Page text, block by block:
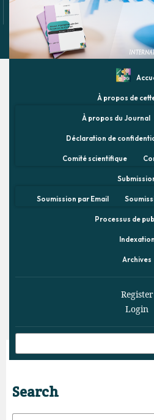
À propos de
À propos du Journal
Déclaration de
Comité scientifique
Soumission par Email
Processus de
Indexation
Archives
Register
Login
Home / Search
Search